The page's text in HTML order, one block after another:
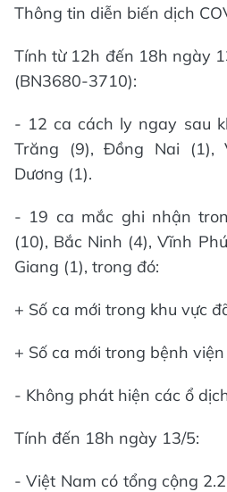
Thông tin diễn biến dịch
Tính từ 12h đến 18h ngày
(BN3680-3710):
- 12 ca cách ly ngay sau
Trăng (9), Đồng Nai (1),
Dương (1).
- 19 ca mắc ghi nhận
(10), Bắc Ninh (4), Vĩnh
Giang (1), trong đó:
+ Số ca mới trong khu vực
+ Số ca mới trong bệnh
- Không phát hiện các ổ
Tính đến 18h ngày 13/5:
- Việt Nam có tổng cộng